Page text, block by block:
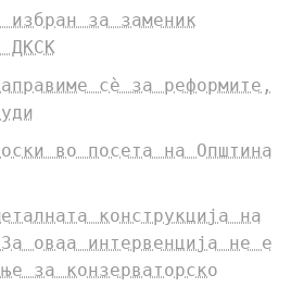
избран за заменик
ДКСК
сè за реформите,
во посета на Општина
конструкција на
оваа интервенција не е
за конзерваторско